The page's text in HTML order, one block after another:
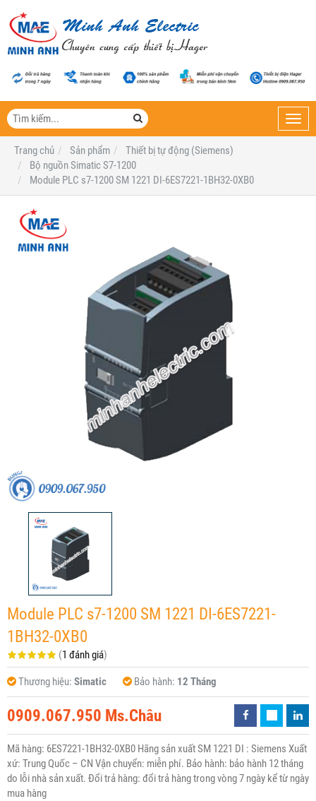
Trang chủ
Sản phẩm
Thiết bị tự động (Siemens)
Bộ nguồn Simatic S7-1200
Module PLC s7-1200 SM 1221 DI-6ES7221-1BH32-0XB0
Module PLC s7-1200 SM 1221 DI-6ES7221-
1BH32-0XB0
(1 đánh giá)
Thương hiệu: Simatic Bảo hành: 12 Tháng
0909.067.950 Ms.Châu
Mã hàng: 6ES7221-1BH32-0XB0 Hãng sản xuất SM 1221 DI : Siemens Xuất
xứ: Trung Quốc – CN Vận chuyển: miễn phí. Bảo hành: bảo hành 12 tháng
do lỗi nhà sản xuất. Đổi trả hàng: đổi trả hàng trong vòng 7 ngày kể từ ngày
mua hàng